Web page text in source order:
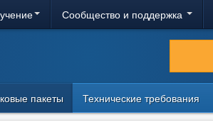
Сообщество и поддержка
пакеты Технические требования